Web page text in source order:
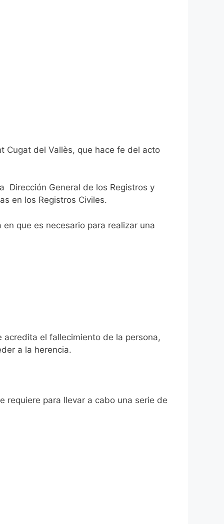
Cugat del Vallès, que hace fe del acto
Dirección General de los Registros y
en los Registros Civiles.
que es necesario para realizar una
el fallecimiento de la persona,
a la herencia.
requiere para llevar a cabo una serie de